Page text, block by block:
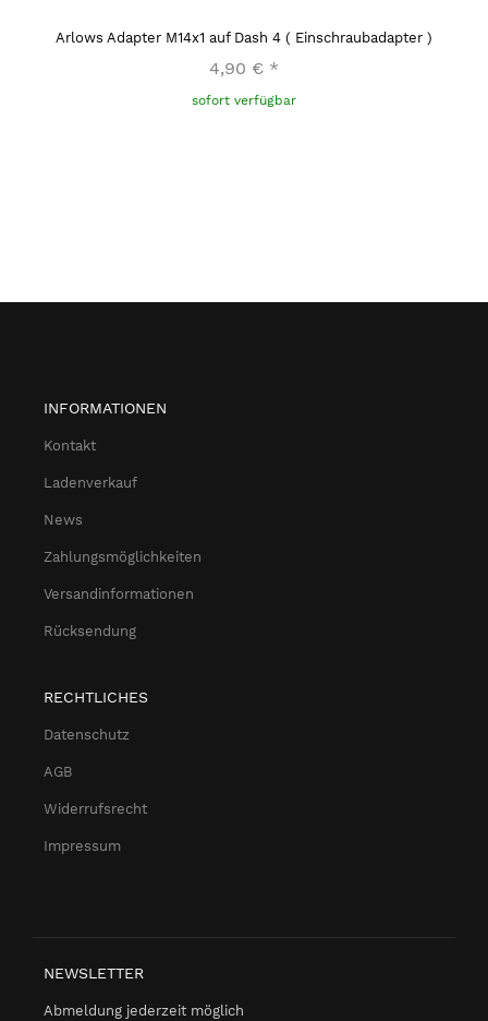
Arlows Adapter M14x1 auf Dash 4 ( Einschraubadapter )
4,90 € *
sofort verfügbar
INFORMATIONEN
Kontakt
Ladenverkauf
News
Zahlungsmöglichkeiten
Versandinformationen
Rücksendung
RECHTLICHES
Datenschutz
AGB
Widerrufsrecht
Impressum
NEWSLETTER
Abmeldung jederzeit möglich